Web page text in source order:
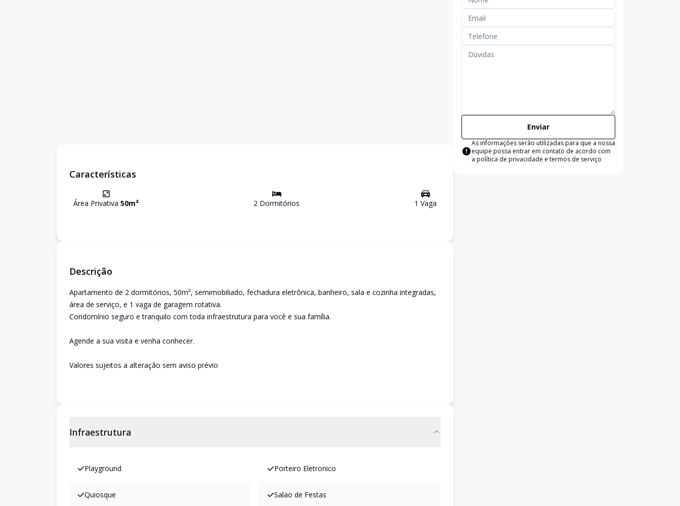
Características
Área Privativa 50m² 2 Dormitórios 1 Vaga
Descrição
Apartamento de 2 dormitórios, 50m², semimobiliado, fechadura eletrônica, banheiro, sala e cozinha integradas,
área de serviço, e 1 vaga de garagem rotativa.
Condomínio seguro e tranquilo com toda infraestrutura para você e sua família.
Agende a sua visita e venha conhecer.
Valores sujeitos a alteração sem aviso prévio
Infraestrutura
Playground Porteiro Eletronico
Quiosque Salao de Festas
Enviar
As informações serão utilizadas para que a nossa
equipe possa entrar em contato de acordo com
a política de privacidade e termos de serviço